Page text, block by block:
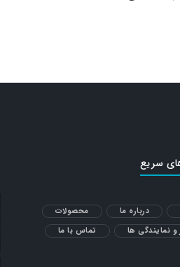
سریع
درباره ما
محصولات
و نمایندگی ها
تماس با ما